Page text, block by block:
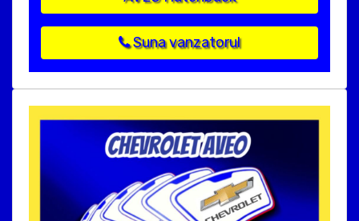
Suna vanzatorul